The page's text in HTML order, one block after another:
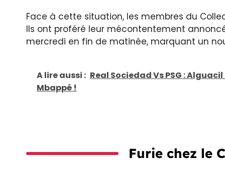
Face à cette situation, les membres du
Ils ont proféré leur mécontentement
mercredi en fin de matinée, marquant un
A lire aussi : Real Sociedad Vs PSG :
Mbappé !
Furie chez le